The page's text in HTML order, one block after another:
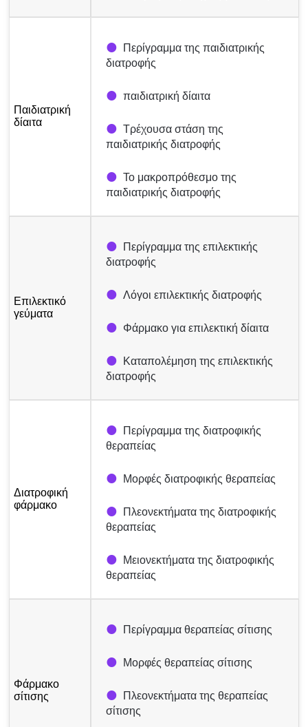
Παιδιατρική
δίαιτα
Περίγραμμα της παιδιατρικής
διατροφής
παιδιατρική δίαιτα
Τρέχουσα στάση της
παιδιατρικής διατροφής
Το μακροπρόθεσμο της
παιδιατρικής διατροφής
Επιλεκτικό
γεύματα
Περίγραμμα της επιλεκτικής
διατροφής
Λόγοι επιλεκτικής διατροφής
Φάρμακο για επιλεκτική δίαιτα
Καταπολέμηση της επιλεκτικής
διατροφής
Διατροφική
φάρμακο
Περίγραμμα της διατροφικής
θεραπείας
Μορφές διατροφικής θεραπείας
Πλεονεκτήματα της διατροφικής
θεραπείας
Μειονεκτήματα της διατροφικής
θεραπείας
Φάρμακο
σίτισης
Περίγραμμα θεραπείας σίτισης
Μορφές θεραπείας σίτισης
Πλεονεκτήματα της θεραπείας
σίτισης